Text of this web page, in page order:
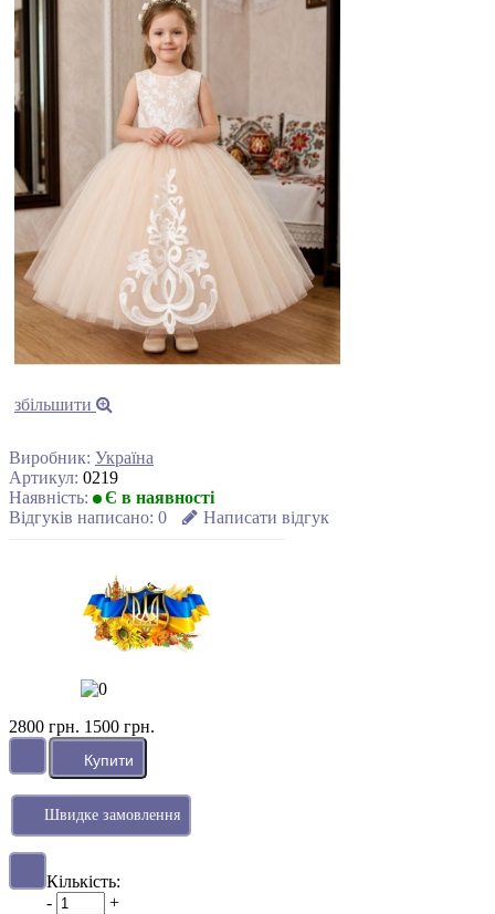
збільшити
Виробник: Україна
Артикул: 0219
Наявність:
Є в наявності
Відгуків написано: 0 Написати відгук
2800 грн. 1500 грн.
Швидке замовлення
Кількість:
-
+